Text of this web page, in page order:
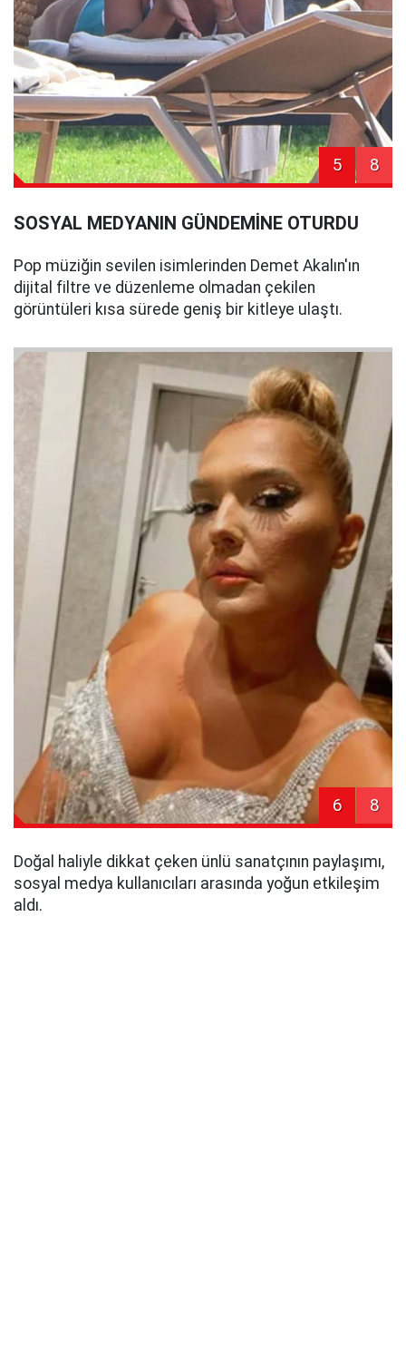
5 8
SOSYAL MEDYANIN GÜNDEMİNE OTURDU
Pop müziğin sevilen isimlerinden Demet Akalın'ın
dijital filtre ve düzenleme olmadan çekilen
görüntüleri kısa sürede geniş bir kitleye ulaştı.
6 8
Doğal haliyle dikkat çeken ünlü sanatçının paylaşımı,
sosyal medya kullanıcıları arasında yoğun etkileşim
aldı.